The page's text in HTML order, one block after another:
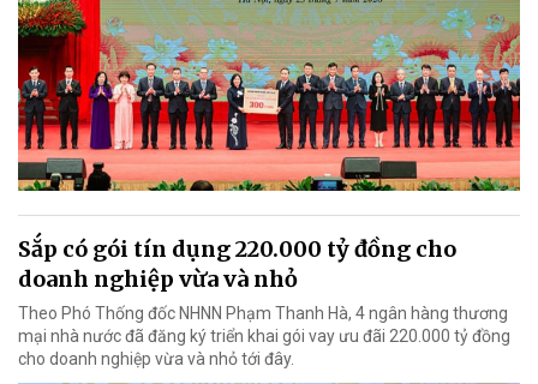
Sắp có gói tín dụng 220.000 tỷ đồng cho
doanh nghiệp vừa và nhỏ
Theo Phó Thống đốc NHNN Phạm Thanh Hà, 4 ngân hàng thương
mại nhà nước đã đăng ký triển khai gói vay ưu đãi 220.000 tỷ đồng
cho doanh nghiệp vừa và nhỏ tới đây.